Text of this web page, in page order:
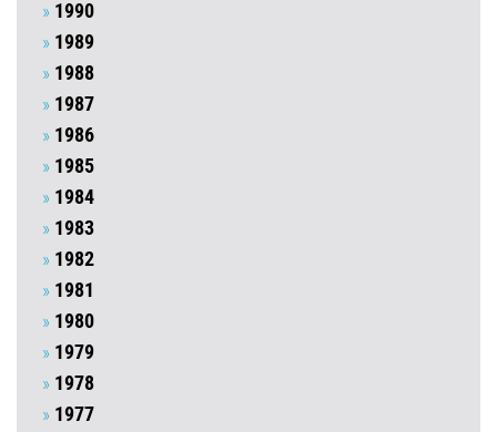
1990
1989
1988
1987
1986
1985
1984
1983
1982
1981
1980
1979
1978
1977